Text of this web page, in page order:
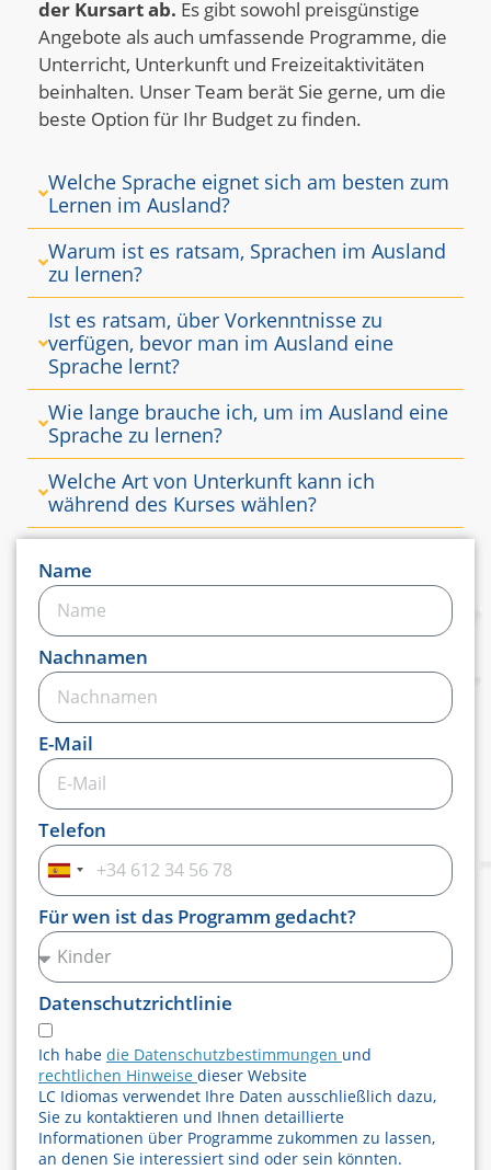
Name
Nachnamen
E-Mail
Telefon
Spanien
+34
Für wen ist das Programm gedacht?
Datenschutzrichtlinie
Ich habe die Datenschutzbestimmungen und
rechtlichen Hinweise dieser Website
LC Idiomas verwendet Ihre Daten ausschließlich dazu,
Sie zu kontaktieren und Ihnen detaillierte
Informationen über Programme zukommen zu lassen,
an denen Sie interessiert sind oder sein könnten.
der Kursart ab. Es gibt sowohl preisgünstige
Angebote als auch umfassende Programme, die
Unterricht, Unterkunft und Freizeitaktivitäten
beinhalten. Unser Team berät Sie gerne, um die
beste Option für Ihr Budget zu finden.
Welche Sprache eignet sich am besten zum
Lernen im Ausland?
Warum ist es ratsam, Sprachen im Ausland
zu lernen?
Ist es ratsam, über Vorkenntnisse zu
verfügen, bevor man im Ausland eine
Sprache lernt?
Wie lange brauche ich, um im Ausland eine
Sprache zu lernen?
Welche Art von Unterkunft kann ich
während des Kurses wählen?